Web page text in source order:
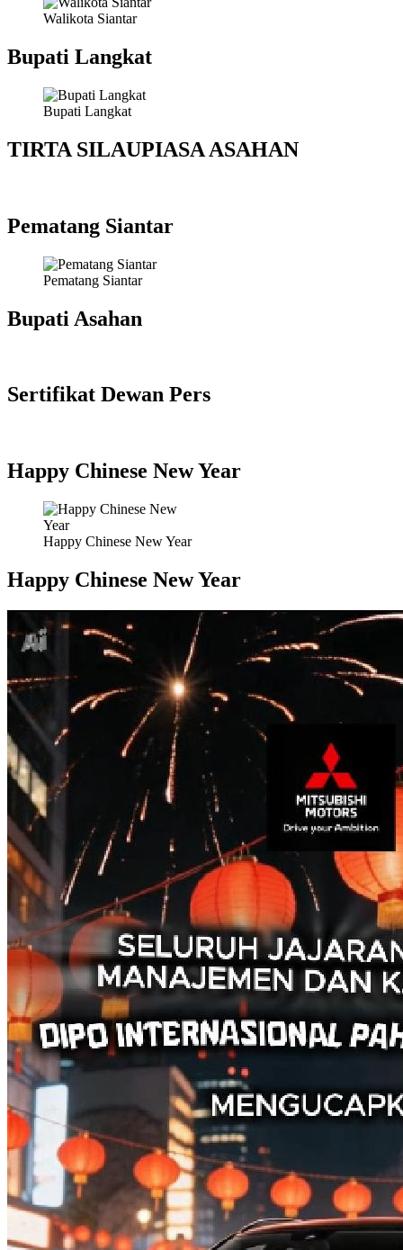
Walikota Siantar
Bupati Langkat
Bupati Langkat
TIRTA SILAUPIASA ASAHAN
Pematang Siantar
Pematang Siantar
Bupati Asahan
Sertifikat Dewan Pers
Happy Chinese New Year
Happy Chinese New Year
Happy Chinese New Year